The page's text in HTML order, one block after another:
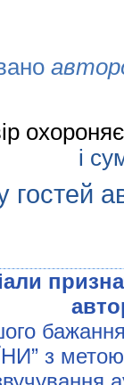
і
гостей
з метою